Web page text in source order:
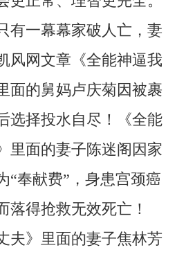
有一幕幕家破人亡，妻
风网文章《全能神逼我
面的舅妈卢庆菊因被裹
选择投水自尽！《全能
里面的妻子陈迷阁因家
“奉献费”，身患宫颈癌
落得抢救无效死亡！
夫》里面的妻子焦林芳